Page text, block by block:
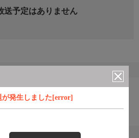
が発生しました[error]
送予定はありません
め番組